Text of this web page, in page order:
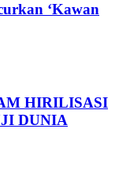
‘Kawan
HIRILISASI
DUNIA